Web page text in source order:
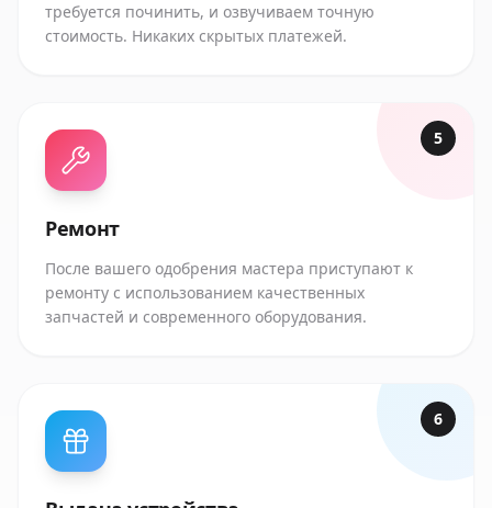
требуется починить, и озвучиваем точную
стоимость. Никаких скрытых платежей.
5
Ремонт
После вашего одобрения мастера приступают к
ремонту с использованием качественных
запчастей и современного оборудования.
6